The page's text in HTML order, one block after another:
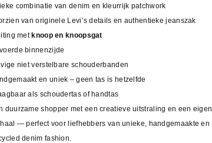
combinatie van denim en kleurrijk patchwork
van originele Levi’s details en authentieke jeanszak
met knoop en knoopsgat
binnenzijde
niet verstelbare schouderbanden
en uniek – geen tas is hetzelfde
als schoudertas of handtas
duurzame shopper met een creatieve uitstraling en een eigen
— perfect voor liefhebbers van unieke, handgemaakte en
denim fashion.